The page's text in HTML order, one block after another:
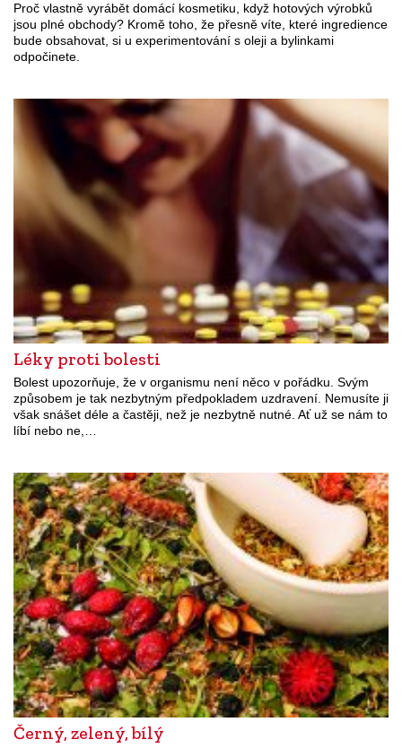
Proč vlastně vyrábět domácí kosmetiku, když hotových výrobků
jsou plné obchody? Kromě toho, že přesně víte, které ingredience
bude obsahovat, si u experimentování s oleji a bylinkami
odpočinete.
Léky proti bolesti
Bolest upozorňuje, že v organismu není něco v pořádku. Svým
způsobem je tak nezbytným předpokladem uzdravení. Nemusíte ji
však snášet déle a častěji, než je nezbytně nutné. Ať už se nám to
líbí nebo ne,…
Černý, zelený, bílý